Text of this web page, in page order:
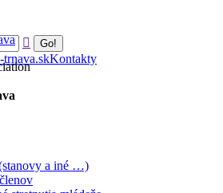
trnava.skKontakty
a iné …)